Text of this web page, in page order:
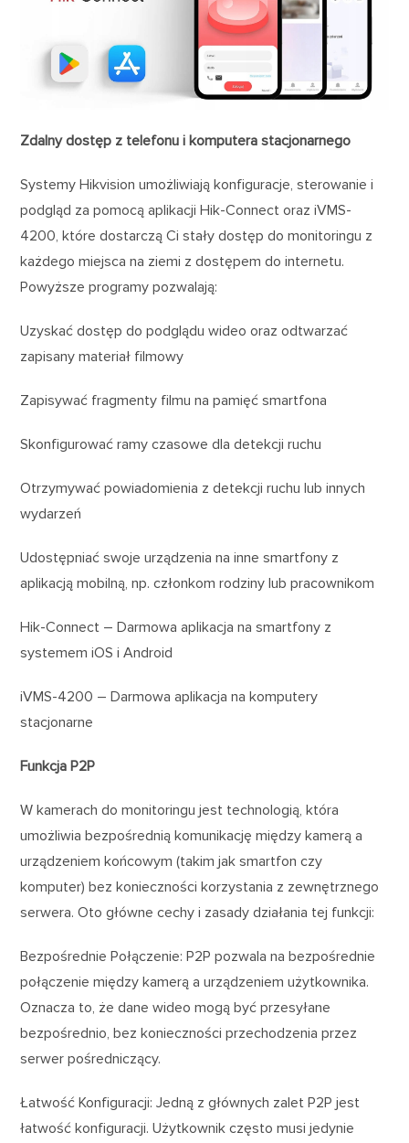
Zdalny dostęp z telefonu i komputera stacjonarnego
Systemy Hikvision umożliwiają konfiguracje, sterowanie i
podgląd za pomocą aplikacji Hik-Connect oraz iVMS-
4200, które dostarczą Ci stały dostęp do monitoringu z
każdego miejsca na ziemi z dostępem do internetu.
Powyższe programy pozwalają:
Uzyskać dostęp do podglądu wideo oraz odtwarzać
zapisany materiał filmowy
Zapisywać fragmenty filmu na pamięć smartfona
Skonfigurować ramy czasowe dla detekcji ruchu
Otrzymywać powiadomienia z detekcji ruchu lub innych
wydarzeń
Udostępniać swoje urządzenia na inne smartfony z
aplikacją mobilną, np. członkom rodziny lub pracownikom
Hik-Connect – Darmowa aplikacja na smartfony z
systemem iOS i Android
iVMS-4200 – Darmowa aplikacja na komputery
stacjonarne
Funkcja P2P
W kamerach do monitoringu jest technologią, która
umożliwia bezpośrednią komunikację między kamerą a
urządzeniem końcowym (takim jak smartfon czy
komputer) bez konieczności korzystania z zewnętrznego
serwera. Oto główne cechy i zasady działania tej funkcji:
Bezpośrednie Połączenie: P2P pozwala na bezpośrednie
połączenie między kamerą a urządzeniem użytkownika.
Oznacza to, że dane wideo mogą być przesyłane
bezpośrednio, bez konieczności przechodzenia przez
serwer pośredniczący.
Łatwość Konfiguracji: Jedną z głównych zalet P2P jest
łatwość konfiguracji. Użytkownik często musi jedynie